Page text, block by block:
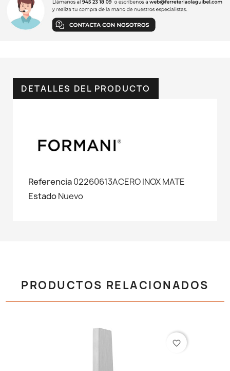
DETALLES DEL PRODUCTO
Referencia02260613ACERO INOX MATE
EstadoNuevo
PRODUCTOS RELACIONADOS
favorite_border